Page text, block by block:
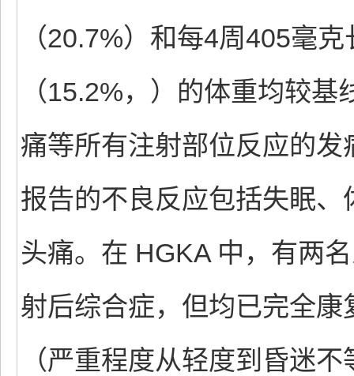
（20.7%）和每4周405毫
（15.2%，）的体重均较
痛等所有注射部位反应的
报告的不良反应包括失眠
头痛。在 HGKA 中，有两
射后综合症，但均已完全
（严重程度从轻度到昏迷